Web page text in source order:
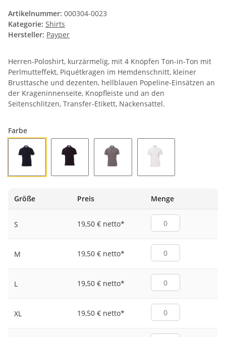
Artikelnummer: 000304-0023
Kategorie: Shirts
Hersteller: Payper
Herren-Poloshirt, kurzärmelig, mit 4 Knöpfen Ton-in-Ton mit
Perlmutteffekt, Piquétkragen im Hemdenschnitt, kleiner
Brusttasche und dezenten, hellblauen Popeline-Einsätzen an
der Krageninnenseite, Knopfleiste und an den
Seitenschlitzen, Transfer-Etikett, Nackensattel.
Farbe
Größe
Preis Menge
S 19,50 € netto*
M 19,50 € netto*
L 19,50 € netto*
XL 19,50 € netto*